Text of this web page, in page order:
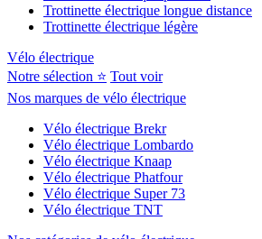
Trottinette électrique longue distance
Trottinette électrique légère
Vélo électrique
Notre sélection ⭐ Tout voir
Nos marques de vélo électrique
Vélo électrique Brekr
Vélo électrique Lombardo
Vélo électrique Knaap
Vélo électrique Phatfour
Vélo électrique Super 73
Vélo électrique TNT